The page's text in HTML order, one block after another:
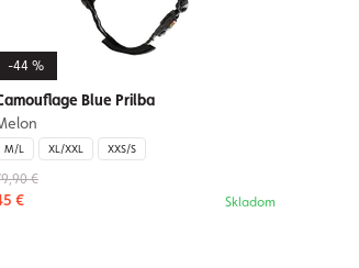
-44 %
Blue Prilba
M/L XL/XXL XXS/S
€
€ Skladom